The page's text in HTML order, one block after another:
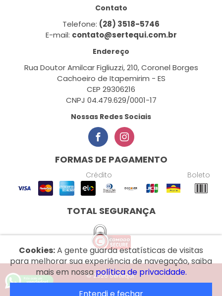
Contato
Telefone: (28) 3518-5746
E-mail: contato@sertequi.com.br
Endereço
Rua Doutor Amilcar Figliuzzi, 210, Coronel Borges
Cachoeiro de Itapemirim - ES
CEP 29306216
CNPJ 04.479.629/0001-17
Nossas Redes Sociais
FORMAS DE PAGAMENTO
Crédito Boleto
TOTAL SEGURANÇA
Cookies:A gente guarda estatísticas de visitas
para melhorar sua experiência de navegação, saiba
mais em nossapolítica de privacidade.
© 2026 Sertequi.